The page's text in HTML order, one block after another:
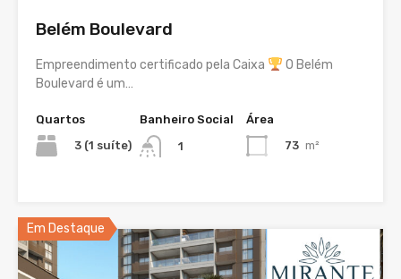
Belém Boulevard
Empreendimento certificado pela Caixa
O Belém
Boulevard é um…
Quartos
3 (1 suíte)
Banheiro Social
1
Área
73 m²
Em Destaque